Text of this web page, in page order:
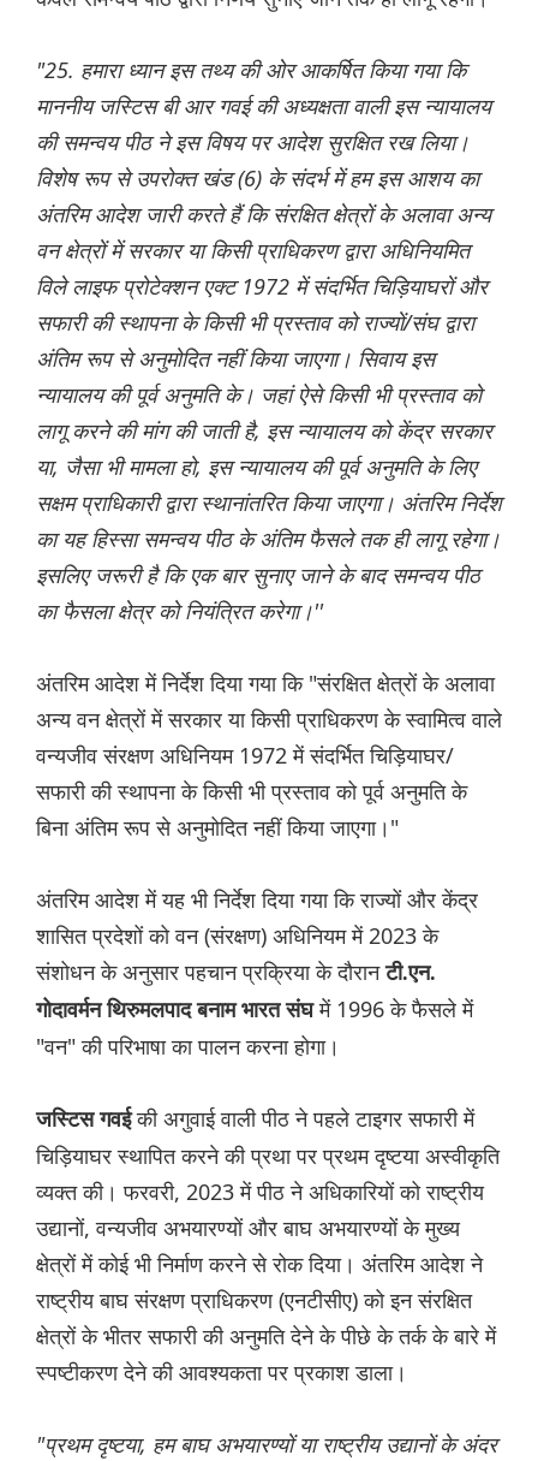
"25. हमारा ध्यान इस तथ्य की ओर आकर्षित किया गया कि
माननीय जस्टिस बी आर गवई की अध्यक्षता वाली इस न्यायालय
की समन्वय पीठ ने इस विषय पर आदेश सुरक्षित रख लिया।
विशेष रूप से उपरोक्त खंड (6) के संदर्भ में हम इस आशय का
अंतरिम आदेश जारी करते हैं कि संरक्षित क्षेत्रों के अलावा अन्य
वन क्षेत्रों में सरकार या किसी प्राधिकरण द्वारा अधिनियमित
विले लाइफ प्रोटेक्शन एक्ट 1972 में संदर्भित चिड़ियाघरों और
सफारी की स्थापना के किसी भी प्रस्ताव को राज्यों/संघ द्वारा
अंतिम रूप से अनुमोदित नहीं किया जाएगा। सिवाय इस
न्यायालय की पूर्व अनुमति के। जहां ऐसे किसी भी प्रस्ताव को
लागू करने की मांग की जाती है, इस न्यायालय को केंद्र सरकार
या, जैसा भी मामला हो, इस न्यायालय की पूर्व अनुमति के लिए
सक्षम प्राधिकारी द्वारा स्थानांतरित किया जाएगा। अंतरिम निर्देश
का यह हिस्सा समन्वय पीठ के अंतिम फैसले तक ही लागू रहेगा।
इसलिए जरूरी है कि एक बार सुनाए जाने के बाद समन्वय पीठ
का फैसला क्षेत्र को नियंत्रित करेगा।''
अंतरिम आदेश में निर्देश दिया गया कि "संरक्षित क्षेत्रों के अलावा
अन्य वन क्षेत्रों में सरकार या किसी प्राधिकरण के स्वामित्व वाले
वन्यजीव संरक्षण अधिनियम 1972 में संदर्भित चिड़ियाघर/
सफारी की स्थापना के किसी भी प्रस्ताव को पूर्व अनुमति के
बिना अंतिम रूप से अनुमोदित नहीं किया जाएगा।"
अंतरिम आदेश में यह भी निर्देश दिया गया कि राज्यों और केंद्र
शासित प्रदेशों को वन (संरक्षण) अधिनियम में 2023 के
संशोधन के अनुसार पहचान प्रक्रिया के दौरानटी.एन.
गोदावर्मन थिरुमलपाद बनाम भारत संघमें 1996 के फैसले में
"वन" की परिभाषा का पालन करना होगा।
जस्टिस गवईकी अगुवाई वाली पीठ ने पहले टाइगर सफारी में
चिड़ियाघर स्थापित करने की प्रथा पर प्रथम दृष्टया अस्वीकृति
व्यक्त की। फरवरी, 2023 में पीठ ने अधिकारियों को राष्ट्रीय
उद्यानों, वन्यजीव अभयारण्यों और बाघ अभयारण्यों के मुख्य
क्षेत्रों में कोई भी निर्माण करने से रोक दिया। अंतरिम आदेश ने
राष्ट्रीय बाघ संरक्षण प्राधिकरण (एनटीसीए) को इन संरक्षित
क्षेत्रों के भीतर सफारी की अनुमति देने के पीछे के तर्क के बारे में
स्पष्टीकरण देने की आवश्यकता पर प्रकाश डाला।
"प्रथम दृष्टया, हम बाघ अभयारण्यों या राष्ट्रीय उद्यानों के अंदर